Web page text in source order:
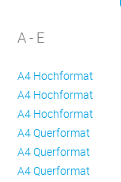
A - E
A4 Hochformat
A4 Hochformat
A4 Hochformat
A4 Querformat
A4 Querformat
A4 Querformat